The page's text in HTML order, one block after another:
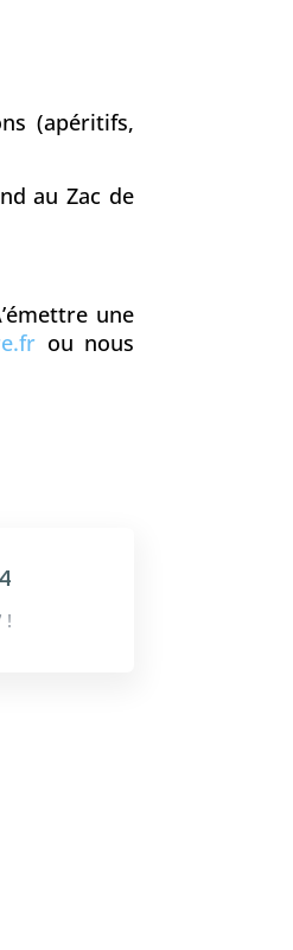
(apéritifs,
au Zac de
une
ou nous
!